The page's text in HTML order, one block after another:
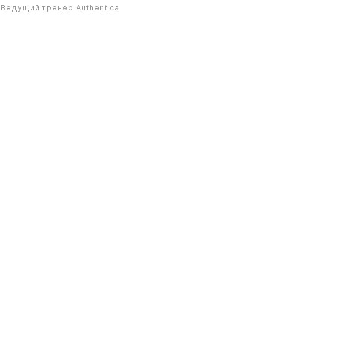
Ведущий тренер Authentica